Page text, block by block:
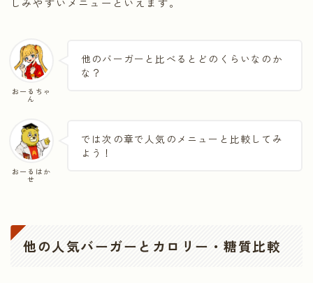
おーるちゃ
ん
他のバーガーと比べるとどのくらいなのか
な？
おーるはか
せ
では次の章で人気のメニューと比較してみ
よう！
他の人気バーガーとカロリー・糖質比較